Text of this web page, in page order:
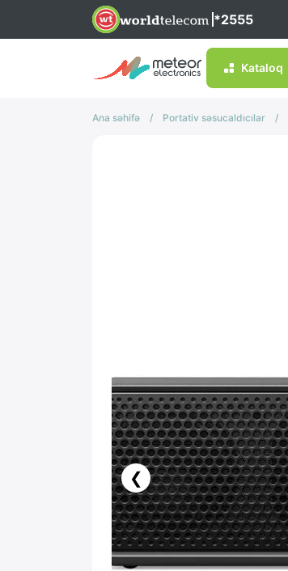
*2555
Kataloq
Ana səhifə / Portativ səsucaldıcılar /
❮
5.50 AZN x 18 ay
birbank kartı ilə 18 aya faizsiz ödə!